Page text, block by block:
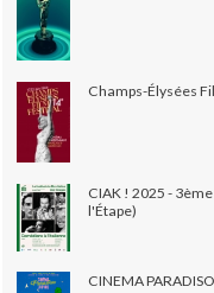
Champs-Élysées
CIAK ! 2025 -
l'Étape)
CINEMA